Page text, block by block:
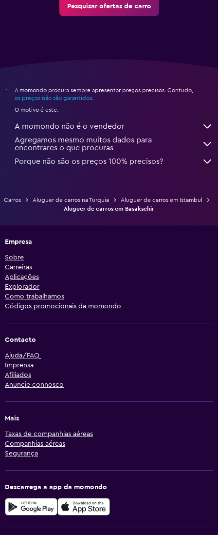
Pesquisar ofertas de carro
*
A momondo procura sempre apresentar preços precisos. Contudo,
os preços não são garantidos.
O motivo é este:
A momondo não é o vendedor
Agregamos mesmo muitos dados para
encontrares o que procuras
Porque não são os preços 100% precisos?
Carros Aluguer de carros na Turquia
Aluguer de carros em Istambul
Aluguer de carros em Basaksehir
Empresa
Sobre
Carreiras
Aplicações
Explorador
Como trabalhamos
Códigos promocionais da momondo
Contacto
Ajuda/FAQ
Imprensa
Afiliados
Anuncie connosco
Mais
Taxas de companhias aéreas
Companhias aéreas
Segurança
Descarrega a app da momondo